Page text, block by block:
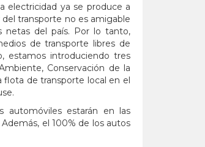
electricidad ya se produce a
transporte no es amigable
netas del país. Por lo tanto,
de transporte libres de
estamos introduciendo tres
Conservación de la
flota de transporte local en el
automóviles estarán en las
el 100% de los autos